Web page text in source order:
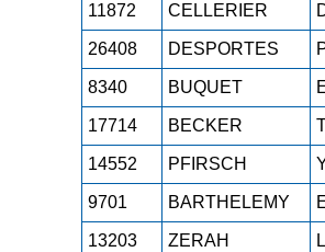
11872 CELLERIER
26408 DESPORTES
8340 BUQUET
17714 BECKER
14552 PFIRSCH
9701 BARTHELEMY
13203 ZERAH